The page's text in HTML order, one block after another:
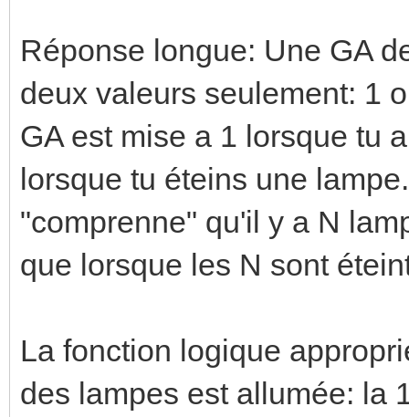
Réponse longue: Une GA
deux valeurs seulement: 1
GA est mise a 1 lorsque tu
lorsque tu éteins une
"comprenne" qu'il y a N
que lorsque les N sont
La fonction logique
des lampes est allumée: la